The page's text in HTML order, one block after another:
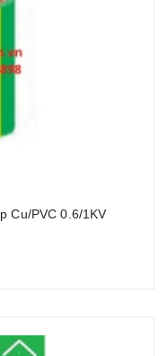
Cu/PVC 0.6/1KV